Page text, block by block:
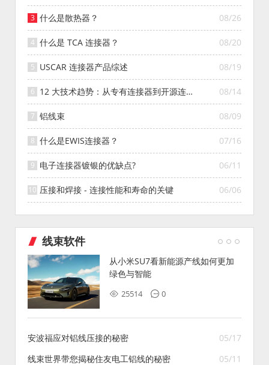
08/26
什么是散热器？
08/20
什么是 TCA 连接器？
08/19
USCAR 连接器产品综述
08/14
12 大技术趋势：从专有连接器到开源连接
器的演变
08/09
铝线束
07/16
什么是EWIS连接器？
06/11
电子连接器镀银的优缺点?
06/06
压接和焊接 - 连接性能和寿命的关键
线束软件
从小米SU7看新能源产线如何更加
绿色与智能
25514 0
05/17
安波福应对铝线压接的秘密
05/11
线束世界带您揭秘住友电工铝线的秘密